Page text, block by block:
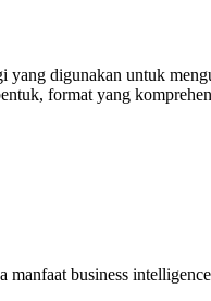
digunakan untuk
format yang
manfaat business